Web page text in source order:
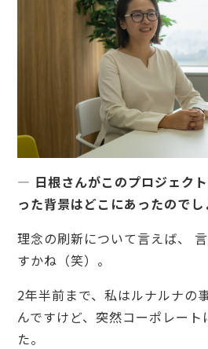
— 日根さんがこのプロジェク
った背景はどこにあったのでし
理念の刷新について言えば、
すかね（笑）。
2年半前まで、私はルナルナの
んですけど、突然コーポレート
た。